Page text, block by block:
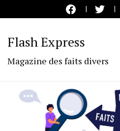
Flash Express
Magazine des faits divers